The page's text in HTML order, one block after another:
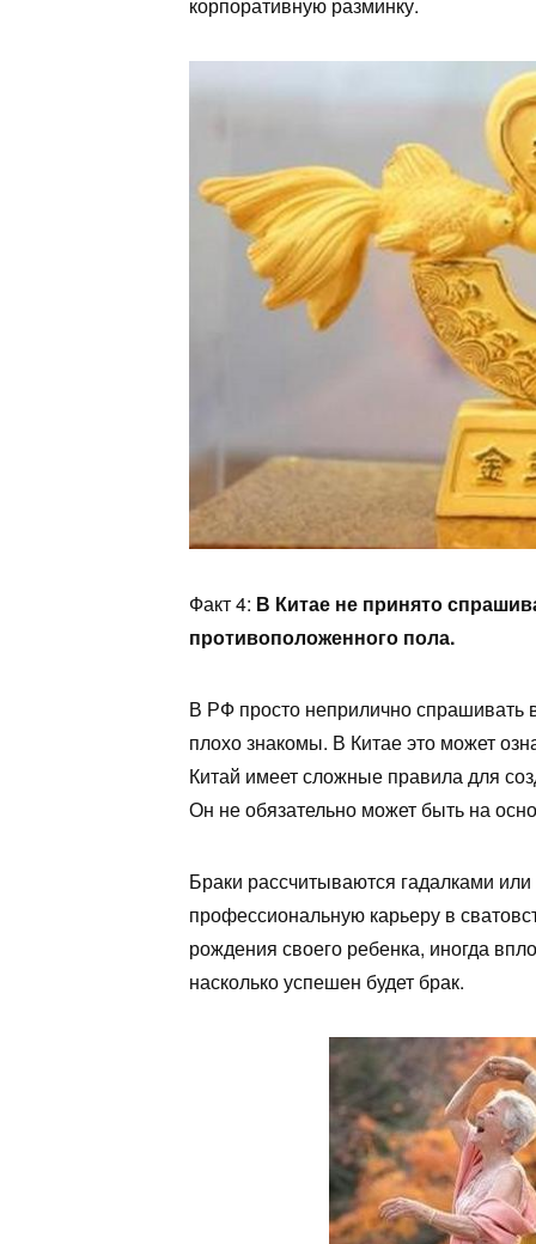
корпоративную разминку.
Факт 4: В Китае не принято
противоположенного пола.
В РФ просто неприлично спрашивать
плохо знакомы. В Китае это может
Китай имеет сложные правила для
Он не обязательно может быть на
Браки рассчитываются гадалками
профессиональную карьеру в
рождения своего ребенка, иногда
насколько успешен будет брак.